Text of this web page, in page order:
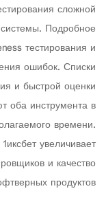
сложной
Подробное
тестирования и
ошибок. Списки
и быстрой оценки
оба инструмента в
времени.
увеличивает
и качество
продуктов.